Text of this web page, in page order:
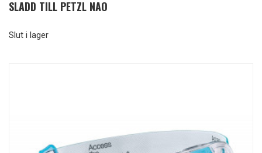
SLADD TILL PETZL NAO
Slut i lager